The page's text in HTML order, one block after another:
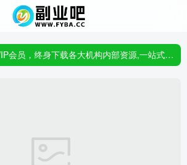
只要98元开通VIP会员，终身下载各大机构内部资源,一站式草根创业基地,最新最强网赚教程大全，小投入，大回报!